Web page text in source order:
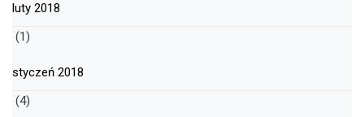
luty 2018
(1)
styczeń 2018
(4)